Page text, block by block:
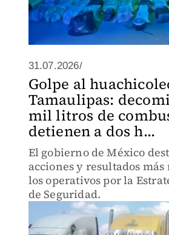
31.07.2026/
Golpe al
Tamaulipas:
mil litros de
detienen a dos h...
El gobierno de México
acciones y resultados
los operativos por la
de Seguridad.